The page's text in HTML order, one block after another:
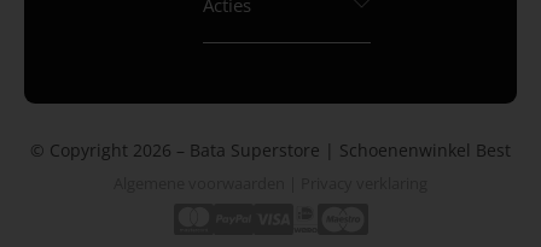
© Copyright 2026 – Bata Superstore | Schoenenwinkel Best